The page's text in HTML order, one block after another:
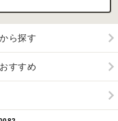
ら探す
すすめ